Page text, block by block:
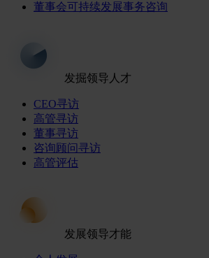
董事会可持续发展事务咨询
发掘领导人才
CEO寻访
高管寻访
董事寻访
咨询顾问寻访
高管评估
发展领导才能